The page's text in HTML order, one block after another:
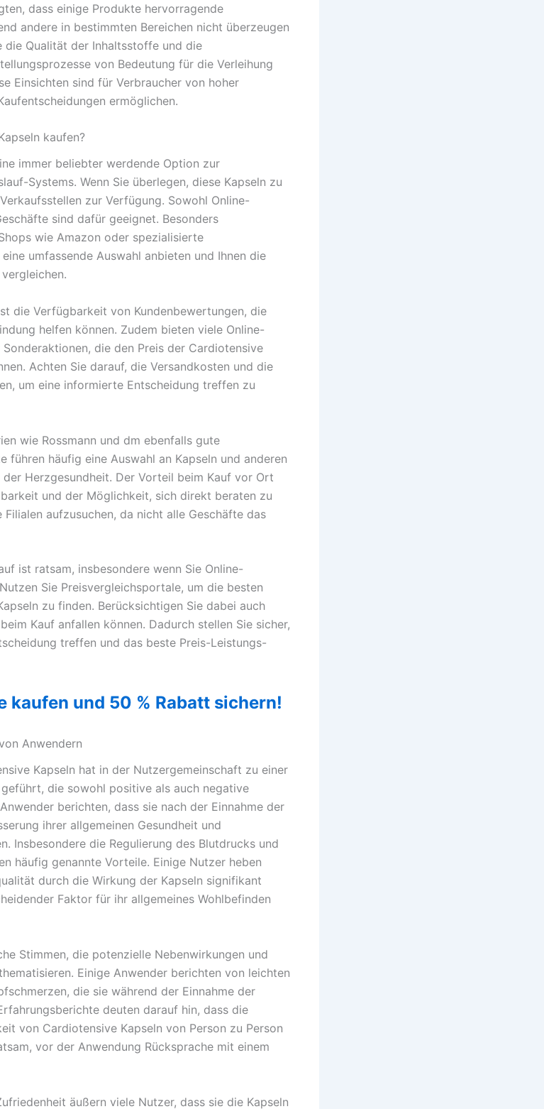
dass einige Produkte hervorragende
andere in bestimmten Bereichen nicht überzeugen
die Qualität der Inhaltsstoffe und die
von Bedeutung für die Verleihung
Einsichten sind für Verbraucher von hoher
ermöglichen.
kaufen?
immer beliebter werdende Option zur
Systems. Wenn Sie überlegen, diese Kapseln zu
zur Verfügung. Sowohl Online-
sind dafür geeignet. Besonders
wie Amazon oder spezialisierte
umfassende Auswahl anbieten und Ihnen die
die Verfügbarkeit von Kundenbewertungen, die
helfen können. Zudem bieten viele Online-
die den Preis der Cardiotensive
Achten Sie darauf, die Versandkosten und die
um eine informierte Entscheidung treffen zu
wie Rossmann und dm ebenfalls gute
führen häufig eine Auswahl an Kapseln und anderen
Herzgesundheit. Der Vorteil beim Kauf vor Ort
und der Möglichkeit, sich direkt beraten zu
Filialen aufzusuchen, da nicht alle Geschäfte das
ist ratsam, insbesondere wenn Sie Online-
Sie Preisvergleichsportale, um die besten
zu finden. Berücksichtigen Sie dabei auch
Kauf anfallen können. Dadurch stellen Sie sicher,
treffen und das beste Preis-Leistungs-
kaufen und 50 % Rabatt sichern!
Anwendern
Kapseln hat in der Nutzergemeinschaft zu einer
die sowohl positive als auch negative
berichten, dass sie nach der Einnahme der
ihrer allgemeinen Gesundheit und
Insbesondere die Regulierung des Blutdrucks und
häufig genannte Vorteile. Einige Nutzer heben
durch die Wirkung der Kapseln signifikant
Faktor für ihr allgemeines Wohlbefinden
Stimmen, die potenzielle Nebenwirkungen und
Einige Anwender berichten von leichten
die sie während der Einnahme der
deuten darauf hin, dass die
von Cardiotensive Kapseln von Person zu Person
vor der Anwendung Rücksprache mit einem
äußern viele Nutzer, dass sie die Kapseln